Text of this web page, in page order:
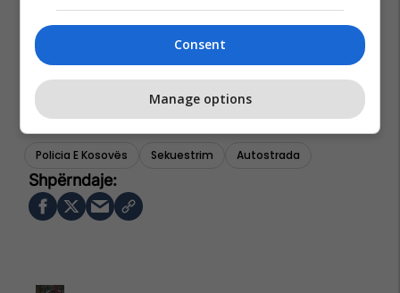
Policia E Kosovës Sekuestrim Autostrada
Consent
Manage options